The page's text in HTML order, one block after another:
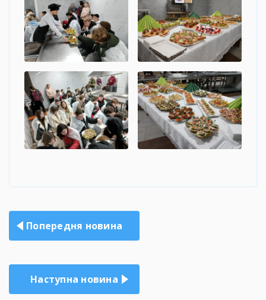
Навігація
записів
Попередня новина
Наступна новина